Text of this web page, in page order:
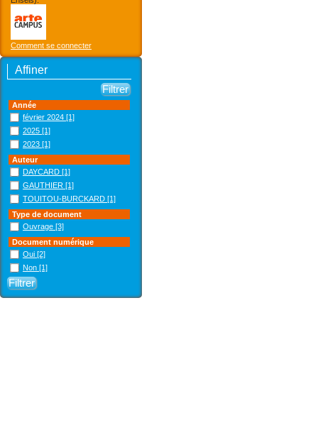
Comment se connecter
Affiner
Année
février 2024 [1]
2025 [1]
2023 [1]
Auteur
DAYCARD [1]
GAUTHIER [1]
TOUITOU-BURCKARD [1]
Type de document
Ouvrage [3]
Document numérique
Oui [2]
Non [1]